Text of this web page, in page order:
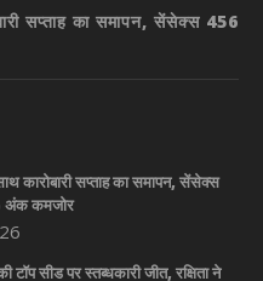
सप्ताह का समापन, सेंसेक्स 456
कारोबारी सप्ताह का समापन, सेंसेक्स
अंक कमजोर
टॉप सीड पर स्तब्धकारी जीत, रक्षिता ने